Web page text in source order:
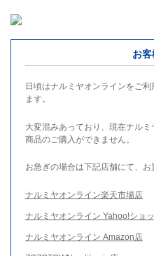
お
日頃はナルミヤオンラインをご
ます。
大変混みあっており、現在ナル
商品のご購入ができません。
お急ぎの場合は下記店舗にて、お
ナルミヤオンライン楽天市場店
ナルミヤオンライン Yahoo!ショ
ナルミヤオンライン Amazon店